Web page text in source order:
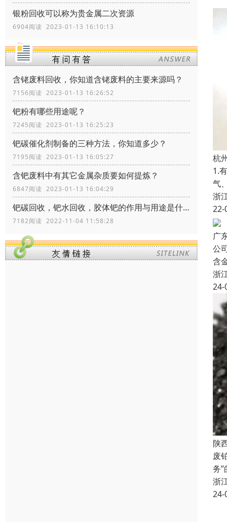
银粉回收可以称为贵金属二次资源
6904阅读 2023-01-13 16:10:13
含铑废料回收，你知道含铑废料的主要来源吗？
7156阅读 2023-01-13 16:26:52
钯粉有哪些用途呢？
7245阅读 2023-01-13 16:25:23
钯碳催化剂制备的三种方法，你知道多少？
7195阅读 2023-01-13 16:05:27
含钯废料中有其它金属杂质要如何提炼？
6847阅读 2023-01-13 16:04:29
钯碳回收，钯水回收，胶体钯的作用与用途是什么
7182阅读 2022-11-04 11:58:28
杭
1.
气
浙
22-
广
公
含
浙
24-
陕
废
务
浙
24-